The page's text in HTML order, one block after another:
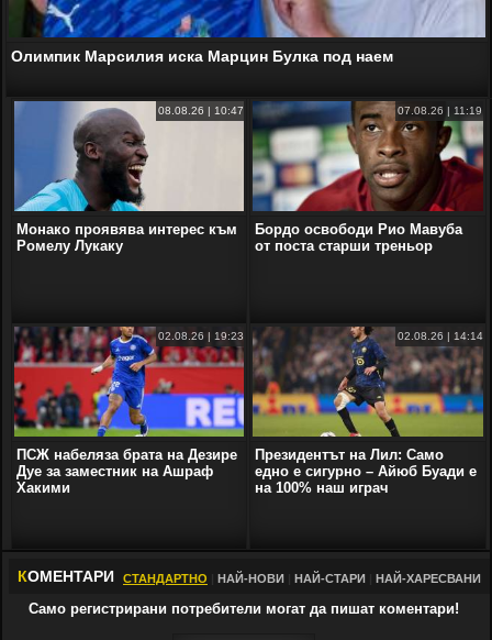
Олимпик Марсилия иска Марцин Булка под наем
08.08.26 | 10:47
Монако проявява интерес към
Ромелу Лукаку
07.08.26 | 11:19
Бордо освободи Рио Мавуба
от поста старши треньор
02.08.26 | 19:23
ПСЖ набеляза брата на Дезире
Дуе за заместник на Ашраф
Хакими
02.08.26 | 14:14
Президентът на Лил: Само
едно е сигурно – Айюб Буади е
на 100% наш играч
КОМЕНТАРИ СТАНДАРТНО НАЙ-НОВИ НАЙ-СТАРИ НАЙ-ХАРЕСВАНИ
Само регистрирани потребители могат да пишат коментари!